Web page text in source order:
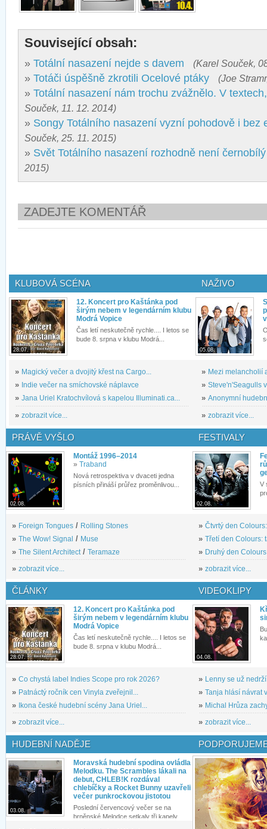
Související obsah:
» Totální nasazení nejde s davem (Karel Souček,
» Totáči úspěšně zkrotili Ocelové ptáky (Joe
» Totální nasazení nám trochu zvážnělo. V
Souček, 11. 12. 2014)
» Songy Totálního nasazení vyzní pohodově i bez
Souček, 25. 11. 2015)
» Svět Totálního nasazení rozhodně není černobílý
2015)
ZADEJTE KOMENTÁŘ
KLUBOVÁ SCÉNA
28.07.
12. Koncert pro Kaštánka pod
širým nebem v legendárním klubu
Modrá Vopice
Čas letí neskutečně rychle.... I letos se
bude 8. srpna v klubu Modrá...
» Magický večer a dvojitý křest na Cargo...
» Indie večer na smíchovské náplavce
» Jana Uriel Kratochvílová s kapelou Illuminati.ca...
» zobrazit více...
NAŽIVO
05.08.
» Mezi melancholií
» Steve'n'Seagulls
» Anonymní
» zobrazit více...
PRÁVĚ VYŠLO
02.08.
Montáž 1996–2014
» Traband
Nová retrospektiva v dvaceti jedna
písních přináší průřez proměnlivou...
» Foreign Tongues / Rolling Stones
» The Wow! Signal / Muse
» The Silent Architect / Teramaze
» zobrazit více...
FESTIVALY
02.08.
V
» Čtvrtý den
» Třetí den Colours:
» Druhý den
» zobrazit více...
ČLÁNKY
28.07.
12. Koncert pro Kaštánka pod
širým nebem v legendárním klubu
Modrá Vopice
Čas letí neskutečně rychle.... I letos se
bude 8. srpna v klubu Modrá...
» Co chystá label Indies Scope pro rok 2026?
» Patnáctý ročník cen Vinyla zveřejnil...
»
Ikona české hudební scény Jana Uriel...
» zobrazit více...
VIDEOKLIPY
04.08.
» Lenny se už
» Tanja hlásí návrat
» Michal Hrůza
» zobrazit více...
HUDEBNÍ NADĚJE
03.08.
Moravská hudební spodina ovládla
Melodku. The Scrambles lákali na
debut, CHLEB!K rozdával
chlebíčky a Rocket Bunny uzavřeli
večer punkrockovou jistotou
Poslední červencový večer se na
brněnské Melodce setkaly tři kapely...